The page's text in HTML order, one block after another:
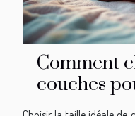
Comment
couches